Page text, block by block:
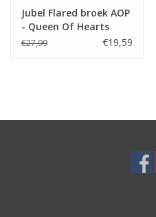
Jubel Flared broek AOP
- Queen Of Hearts
Bruin
€27,99 €19,59